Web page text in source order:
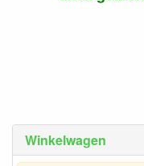
Winkelwagen